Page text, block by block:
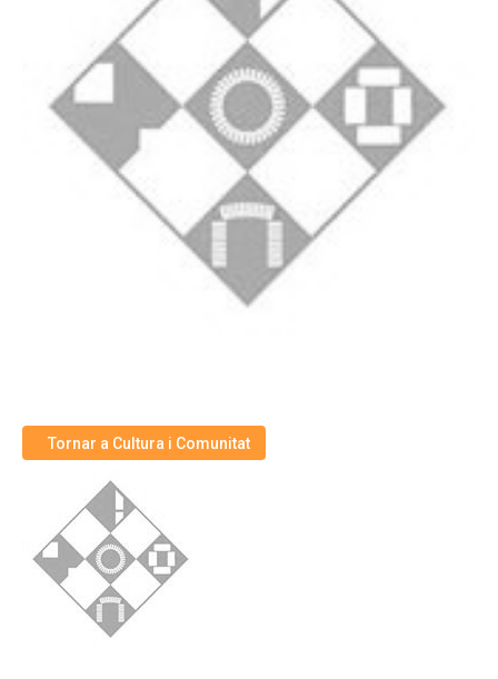
Tornar a Cultura i Comunitat